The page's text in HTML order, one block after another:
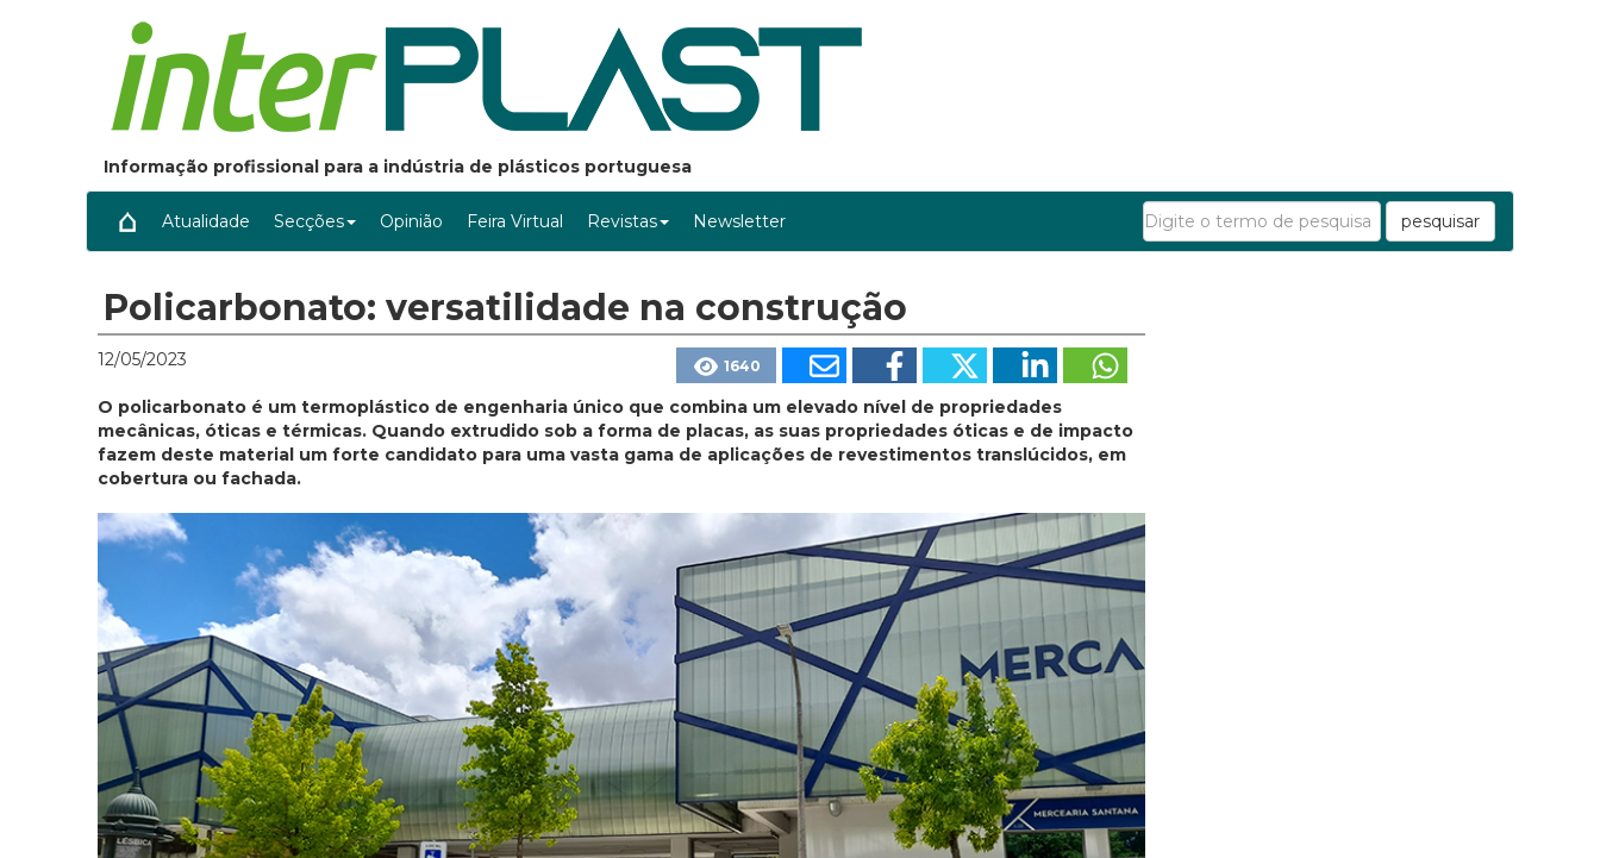
Informação profissional para a indústria de plásticos portuguesa
Atualidade Secções Opinião Feira Virtual Revistas Newsletter pesquisar
Policarbonato: versatilidade na construção
12/05/2023 1640
O policarbonato é um termoplástico de engenharia único que combina um elevado nível de propriedades
mecânicas, óticas e térmicas. Quando extrudido sob a forma de placas, as suas propriedades óticas e de impacto
fazem deste material um forte candidato para uma vasta gama de aplicações de revestimentos translúcidos, em
cobertura ou fachada.